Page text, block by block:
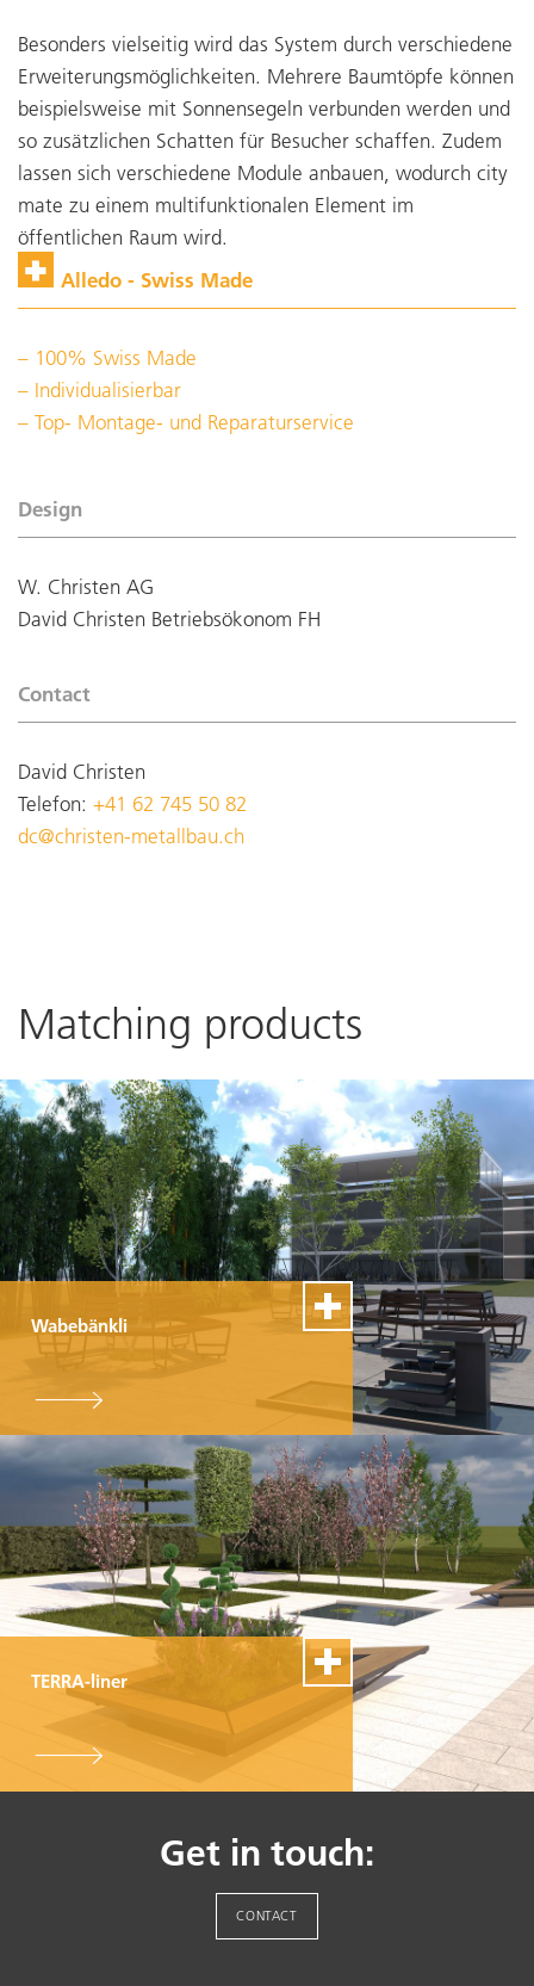
Besonders vielseitig wird das System durch verschiedene
Erweiterungsmöglichkeiten. Mehrere Baumtöpfe können
beispielsweise mit Sonnensegeln verbunden werden und
so zusätzlichen Schatten für Besucher schaffen. Zudem
lassen sich verschiedene Module anbauen, wodurch city
mate zu einem multifunktionalen Element im
öffentlichen Raum wird.
Alledo - Swiss Made
100% Swiss Made
Individualisierbar
Top- Montage- und Reparaturservice
Design
W. Christen AG
David Christen Betriebsökonom FH
Contact
David Christen
Telefon: +41 62 745 50 82
dc@christen-metallbau.ch
Matching products
Wabebänkli
100% Swiss Made
Individualisierbar
Top- Montage- und
Reparaturservice
TERRA-liner
100% Swiss Made
Individualisierbar
Top- Montage- und
Get in touch:
CONTACT